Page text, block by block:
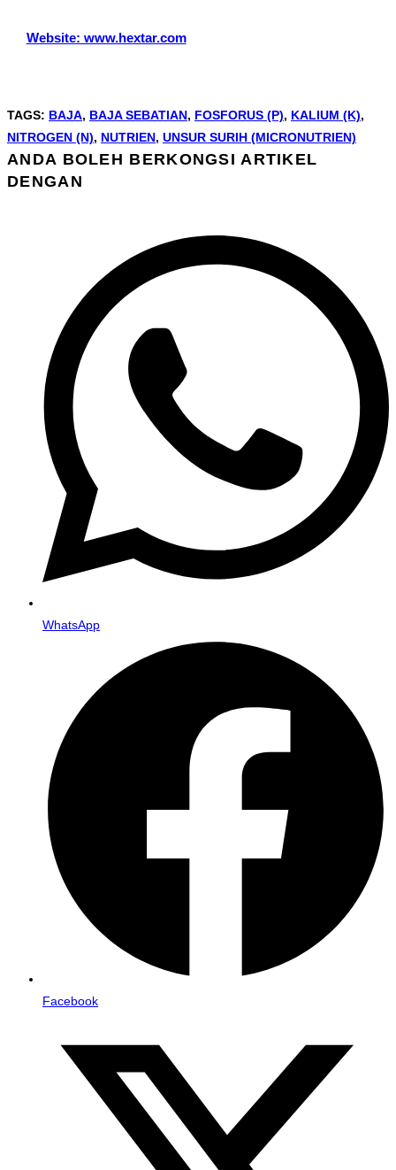
Website: www.hextar.com
TAGS: BAJA, BAJA SEBATIAN, FOSFORUS (P), KALIUM (K),
NITROGEN (N), NUTRIEN, UNSUR SURIH (MICRONUTRIEN)
ANDA BOLEH BERKONGSI ARTIKEL
DENGAN
WhatsApp
Facebook